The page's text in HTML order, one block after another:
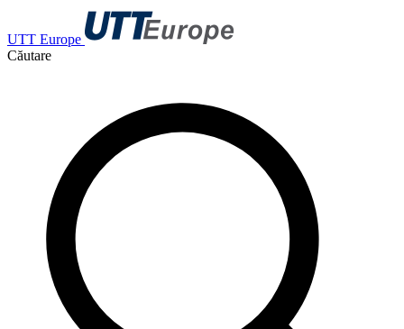
UTT Europe
Căutare